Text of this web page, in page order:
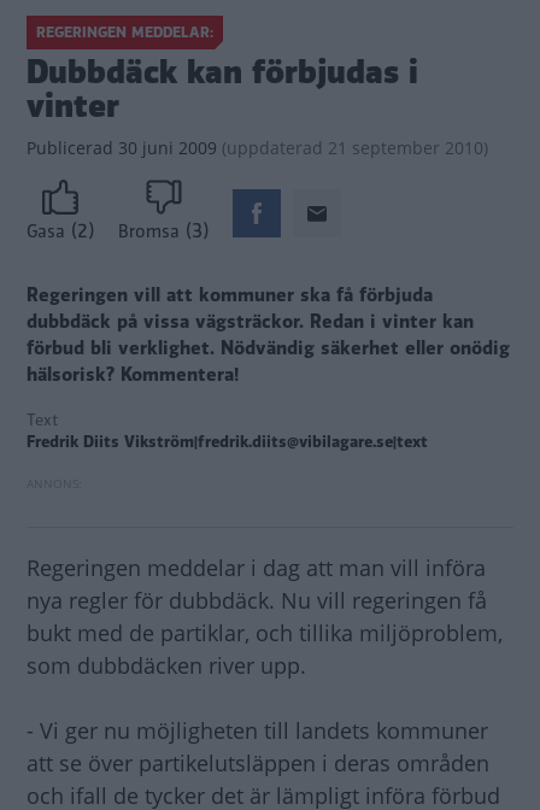
REGERINGEN MEDDELAR:
Dubbdäck kan förbjudas i
vinter
Publicerad 30 juni 2009 (uppdaterad 21 september 2010)
Gasa (2) Bromsa (3)
Regeringen vill att kommuner ska få förbjuda
dubbdäck på vissa vägsträckor. Redan i vinter kan
förbud bli verklighet. Nödvändig säkerhet eller onödig
hälsorisk? Kommentera!
Text
Fredrik Diits Vikström|fredrik.diits@vibilagare.se|text
Regeringen meddelar i dag att man vill införa
nya regler för dubbdäck. Nu vill regeringen få
bukt med de partiklar, och tillika miljöproblem,
som dubbdäcken river upp.
- Vi ger nu möjligheten till landets kommuner
att se över partikelutsläppen i deras områden
och ifall de tycker det är lämpligt införa förbud